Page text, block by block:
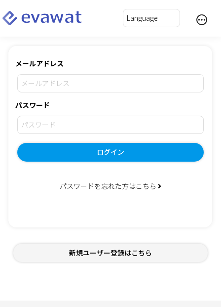
メールアドレス
パスワード
ログイン
パスワードを忘れた方はこちら
新規ユーザー登録はこちら